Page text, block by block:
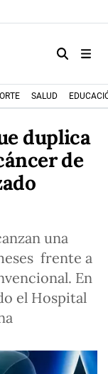
SALUD
duplica
de
una
frente a
En
el Hospital